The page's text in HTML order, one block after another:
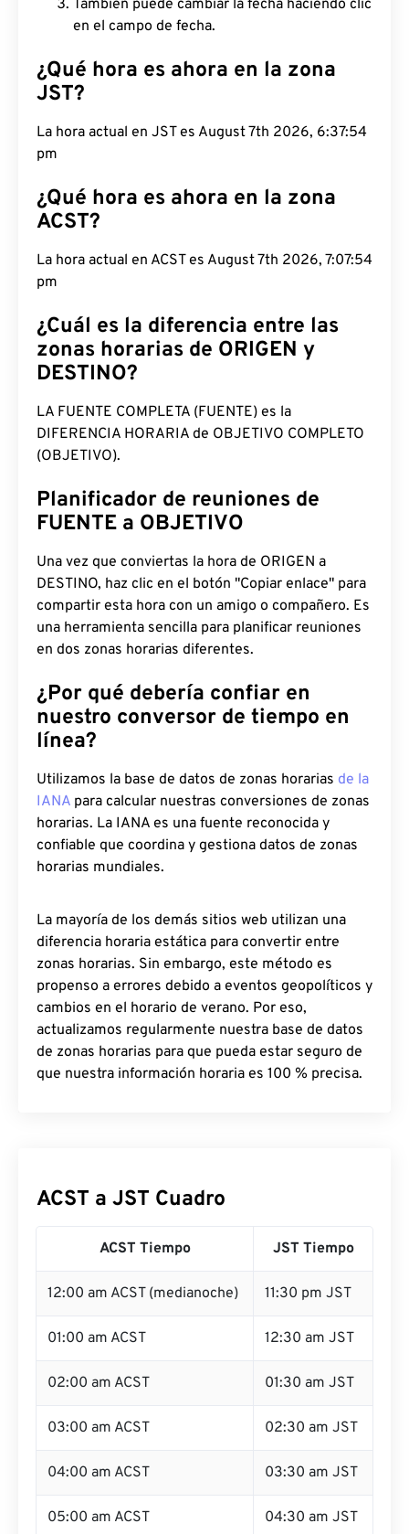
También puede cambiar la fecha haciendo clic
en el campo de fecha.
¿Qué hora es ahora en la zona
JST?
La hora actual en JST es August 7th 2026, 6:37:55
pm
¿Qué hora es ahora en la zona
ACST?
La hora actual en ACST es August 7th 2026, 7:07:55
pm
¿Cuál es la diferencia entre las
zonas horarias de ORIGEN y
DESTINO?
LA FUENTE COMPLETA (FUENTE) es la
DIFERENCIA HORARIA de OBJETIVO COMPLETO
(OBJETIVO).
Planificador de reuniones de
FUENTE a OBJETIVO
Una vez que conviertas la hora de ORIGEN a
DESTINO, haz clic en el botón "Copiar enlace" para
compartir esta hora con un amigo o compañero. Es
una herramienta sencilla para planificar reuniones
en dos zonas horarias diferentes.
¿Por qué debería confiar en
nuestro conversor de tiempo en
línea?
Utilizamos la base de datos de zonas horarias de la
IANA para calcular nuestras conversiones de zonas
horarias. La IANA es una fuente reconocida y
confiable que coordina y gestiona datos de zonas
horarias mundiales.
La mayoría de los demás sitios web utilizan una
diferencia horaria estática para convertir entre
zonas horarias. Sin embargo, este método es
propenso a errores debido a eventos geopolíticos y
cambios en el horario de verano. Por eso,
actualizamos regularmente nuestra base de datos
de zonas horarias para que pueda estar seguro de
que nuestra información horaria es 100 % precisa.
ACST a JST Cuadro
ACST Tiempo JST Tiempo
12:00 am ACST (medianoche) 11:30 pm JST
01:00 am ACST 12:30 am JST
02:00 am ACST 01:30 am JST
03:00 am ACST 02:30 am JST
04:00 am ACST 03:30 am JST
05:00 am ACST 04:30 am JST